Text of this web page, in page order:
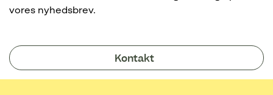
vores nyhedsbrev.
Kontakt